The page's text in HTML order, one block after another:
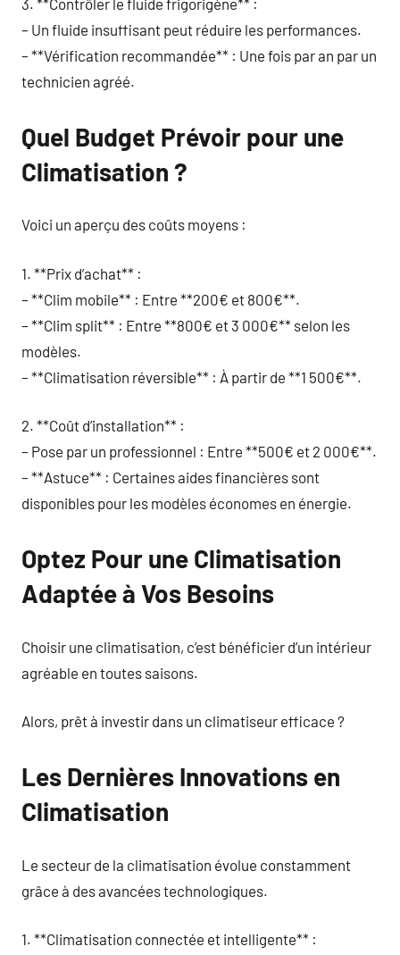
– Un fluide insuffisant peut réduire les performances.
– **Vérification recommandée** : Une fois par an par un
technicien agréé.
Quel Budget Prévoir pour une
Climatisation ?
Voici un aperçu des coûts moyens :
1. **Prix d’achat** :
– **Clim mobile** : Entre **200€ et 800€**.
– **Clim split** : Entre **800€ et 3 000€** selon les
modèles.
– **Climatisation réversible** : À partir de **1 500€**.
2. **Coût d’installation** :
– Pose par un professionnel : Entre **500€ et 2 000€**.
– **Astuce** : Certaines aides financières sont
disponibles pour les modèles économes en énergie.
Optez Pour une Climatisation
Adaptée à Vos Besoins
Choisir une climatisation, c’est bénéficier d’un intérieur
agréable en toutes saisons.
Alors, prêt à investir dans un climatiseur efficace ?
Les Dernières Innovations en
Climatisation
Le secteur de la climatisation évolue constamment
grâce à des avancées technologiques.
1. **Climatisation connectée et intelligente** :